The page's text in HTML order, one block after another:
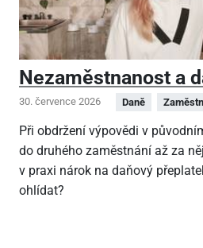
Nezaměstnanost a
30. července 2026 Daně
Při obdržení výpovědi v
do druhého zaměstnání až za
v praxi nárok na daňový
ohlídat?